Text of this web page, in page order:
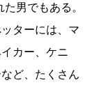
男でもある。
ターには、マ
カー、ケニ
ど、たくさん